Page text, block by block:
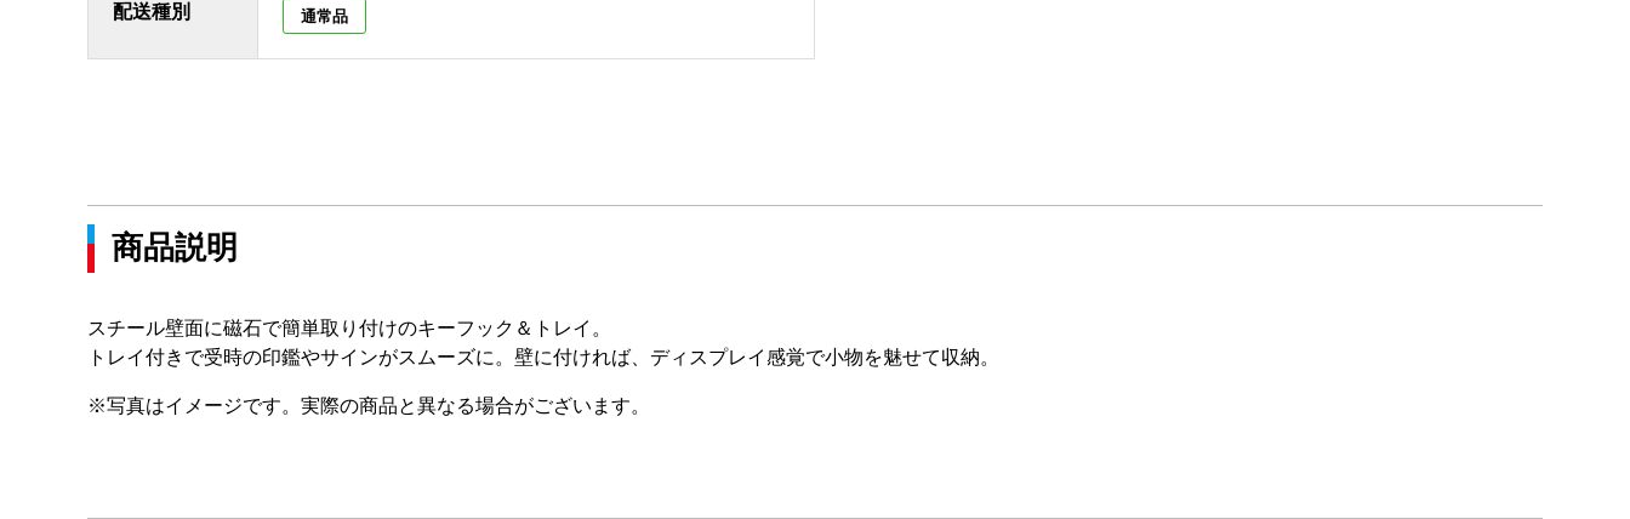
配送種別 通常品
商品説明
スチール壁面に磁石で簡単取り付けのキーフック＆トレイ。
トレイ付きで受時の印鑑やサインがスムーズに。壁に付ければ、ディスプレイ感覚で小物を魅せて収納。
※写真はイメージです。実際の商品と異なる場合がございます。